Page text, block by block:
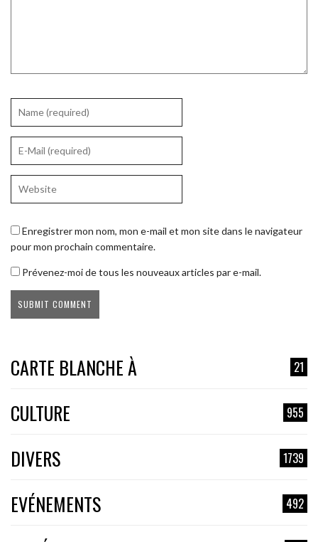
Enregistrer mon nom, mon e-mail et mon site dans le navigateur
pour mon prochain commentaire.
Prévenez-moi de tous les nouveaux articles par e-mail.
CARTE BLANCHE À 21
CULTURE 955
DIVERS 1739
EVÉNEMENTS 492